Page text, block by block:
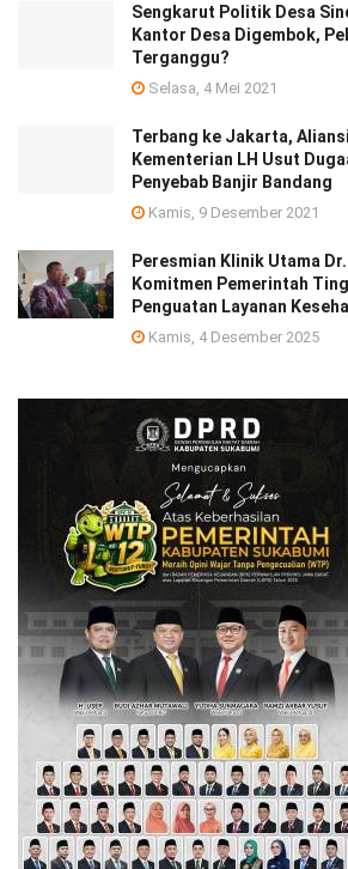
Sengkarut Politik Desa
Kantor Desa Digembok,
Terganggu?
Selasa, 4 Mei 2021
Terbang ke Jakarta,
Kementerian LH Usut
Penyebab Banjir Bandang
Kamis, 9 Desember 2021
Peresmian Klinik Utama
Komitmen Pemerintah
Penguatan Layanan
Kamis, 4 Desember 2025